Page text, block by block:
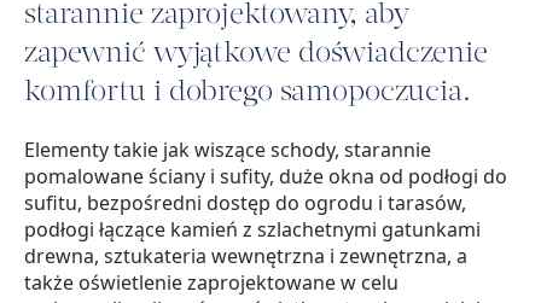
starannie zaprojektowany, aby
zapewnić wyjątkowe doświadczenie
komfortu i dobrego samopoczucia.
Elementy takie jak wiszące schody, starannie
pomalowane ściany i sufity, duże okna od podłogi do
sufitu, bezpośredni dostęp do ogrodu i tarasów,
podłogi łączące kamień z szlachetnymi gatunkami
drewna, sztukateria wewnętrzna i zewnętrzna, a
także oświetlenie zaprojektowane w celu